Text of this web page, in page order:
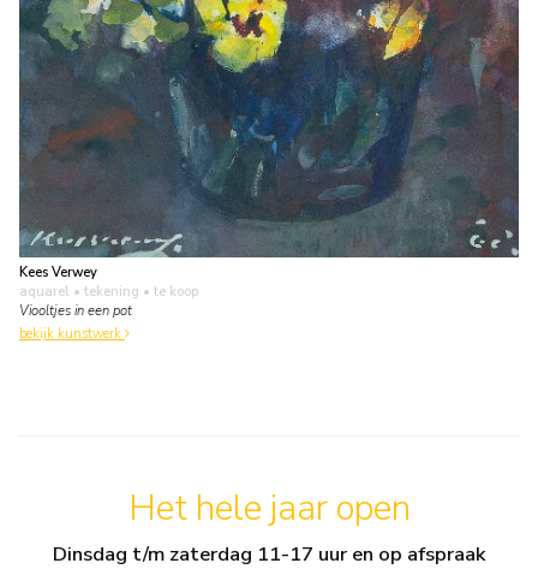
Kees Verwey
aquarel • tekening • te koop
Viooltjes in een pot
bekijk kunstwerk
Het hele jaar open
Dinsdag t/m zaterdag 11-17 uur en op afspraak